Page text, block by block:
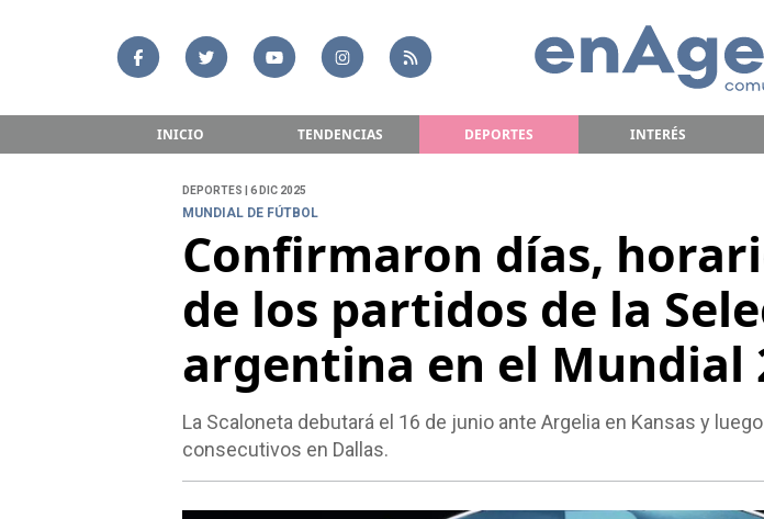
INICIO TENDENCIAS DEPORTES INTERÉS
DEPORTES | 6 DIC 2025
MUNDIAL DE FÚTBOL
Confirmaron días,
de los partidos de la
argentina en el Mundial
La Scaloneta debutará el 16 de junio ante Argelia en Kansas y
consecutivos en Dallas.